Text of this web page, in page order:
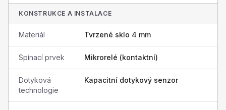
KONSTRUKCE A INSTALACE
Materiál Tvrzené sklo 4 mm
Spínací prvek Mikrorelé (kontaktní)
Dotyková
technologie
Kapacitní dotykový senzor